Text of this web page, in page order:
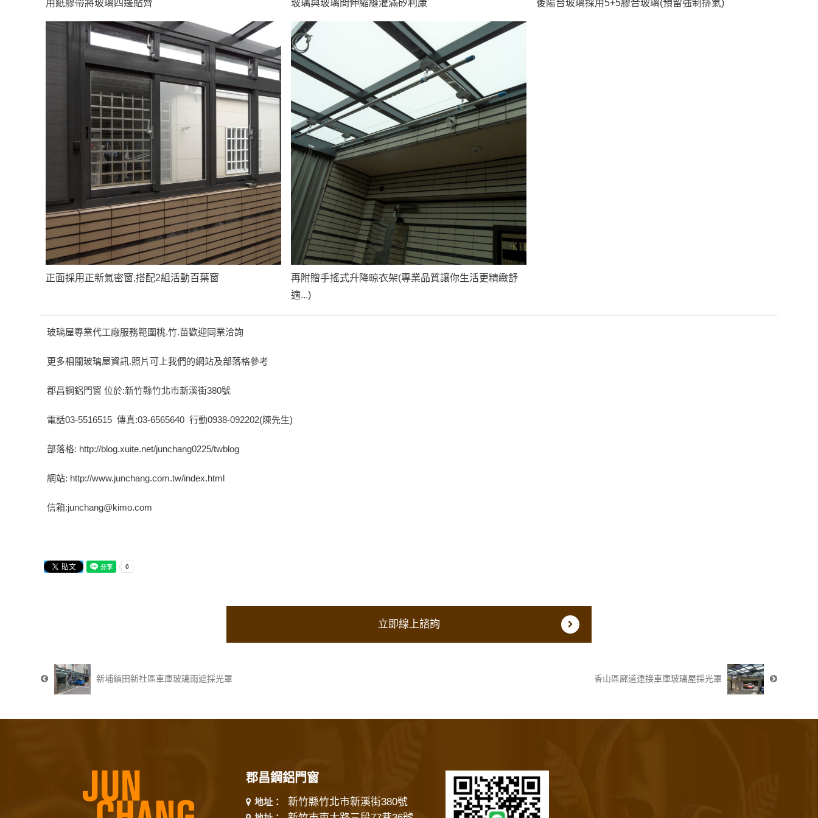
用紙膠帶將玻璃四邊貼齊 玻璃與玻璃間伸縮縫灌滿矽利康 後陽台玻璃採用5+5膠合玻璃(預留強制排氣)
正面採用正新氣密窗,搭配2組活動百葉窗
再附贈手搖式升降晾衣架(專業品質讓你生活更精緻舒
適...)
玻璃屋專業代工廠服務範圍桃.竹.苗歡迎同業洽詢
更多相關玻璃屋資訊.照片可上我們的網站及部落格參考
郡昌鋼鋁門窗 位於:新竹縣竹北市新溪街380號
電話03-5516515 傳真:03-6565640 行動0938-092202(陳先生)
部落格: http://blog.xuite.net/junchang0225/twblog
網站: http://www.junchang.com.tw/index.html
信箱:junchang@kimo.com
立即線上諮詢
新埔鎮田新社區車庫玻璃雨遮採光罩 香山區廊道連接車庫玻璃屋採光罩
郡昌鋼鋁門窗
地址： 新竹縣竹北市新溪街380號